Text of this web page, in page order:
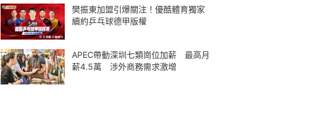
樊振東加盟引爆關注！優酷體育獨家
續約乒乓球德甲版權
APEC帶動深圳七類崗位加薪 最高月
薪4.5萬 涉外商務需求激增